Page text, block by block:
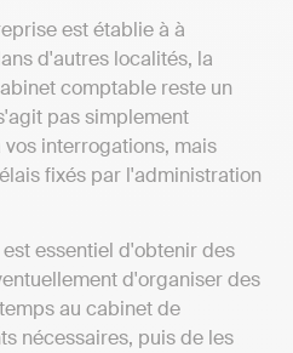
est établie à à
d'autres localités, la
comptable reste un
pas simplement
interrogations, mais
fixés par l'administration
essentiel d'obtenir des
d'organiser des
au cabinet de
nécessaires, puis de les